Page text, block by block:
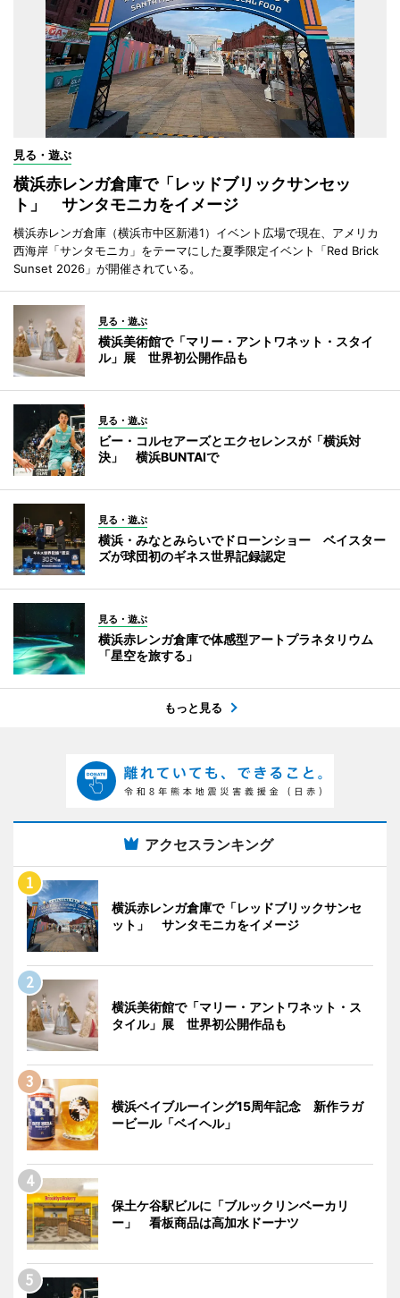
見る・遊ぶ
横浜赤レンガ倉庫で「レッドブリックサンセッ
ト」 サンタモニカをイメージ
横浜赤レンガ倉庫（横浜市中区新港1）イベント広場で現在、アメリカ
西海岸「サンタモニカ」をテーマにした夏季限定イベント「Red Brick
Sunset 2026」が開催されている。
見る・遊ぶ
横浜美術館で「マリー・アントワネット・スタイ
ル」展 世界初公開作品も
見る・遊ぶ
ビー・コルセアーズとエクセレンスが「横浜対
決」 横浜BUNTAIで
見る・遊ぶ
横浜・みなとみらいでドローンショー ベイスター
ズが球団初のギネス世界記録認定
見る・遊ぶ
横浜赤レンガ倉庫で体感型アートプラネタリウム
「星空を旅する」
もっと見る
アクセスランキング
横浜赤レンガ倉庫で「レッドブリックサンセ
ット」 サンタモニカをイメージ
横浜美術館で「マリー・アントワネット・ス
タイル」展 世界初公開作品も
横浜ベイブルーイング15周年記念 新作ラガ
ービール「ベイヘル」
保土ケ谷駅ビルに「ブルックリンベーカリ
ー」 看板商品は高加水ドーナツ